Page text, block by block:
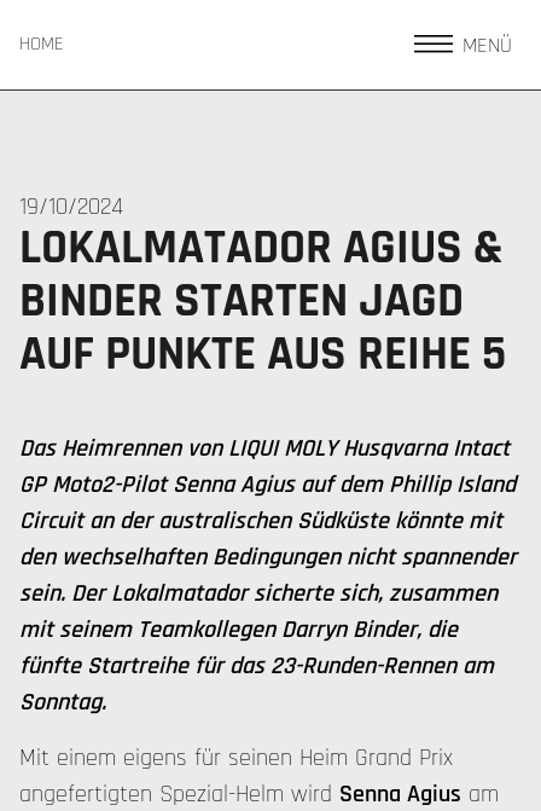
HOME MENÜ
19/10/2024
LOKALMATADOR AGIUS &
BINDER STARTEN JAGD
AUF PUNKTE AUS REIHE 5
Das Heimrennen von LIQUI MOLY Husqvarna Intact
GP Moto2-Pilot Senna Agius auf dem Phillip Island
Circuit an der australischen Südküste könnte mit
den wechselhaften Bedingungen nicht spannender
sein. Der Lokalmatador sicherte sich, zusammen
mit seinem Teamkollegen Darryn Binder, die
fünfte Startreihe für das 23-Runden-Rennen am
Sonntag.
Mit einem eigens für seinen Heim Grand Prix
angefertigten Spezial-Helm wird Senna Agius am